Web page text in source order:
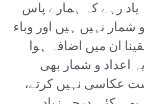
یاد رہے کہ ہمارے پاس
شمار نہیں ہیں اور وباء
ان میں اضافہ ہوا
اعداد و شمار بھی
عکاسی نہیں کرتے،